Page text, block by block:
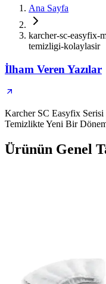
Ana Sayfa
karcher-sc-easyfix-
temizligi-kolaylasir
İlham Veren Yazılar
Karcher SC Easyfix
Temizlikte Yeni Bir
Ürünün Genel